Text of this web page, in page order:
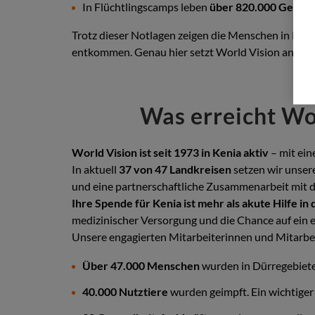
In Flüchtlingscamps leben über 820.000
Trotz dieser Notlagen zeigen die Menschen in
entkommen. Genau hier setzt World Vision an:
Was erreicht
World Vision ist seit 1973 in Kenia aktiv – mit
In aktuell 37 von 47 Landkreisensetzen wir
und eine partnerschaftliche Zusammenarbeit mit
Ihre Spende für Kenia ist mehr als akute Hilfe in
medizinischer Versorgung und die Chance auf
Unsere engagierten Mitarbeiterinnen und
Über 47.000 Menschenwurden in
40.000 Nutztiere wurden geimpft. Ein